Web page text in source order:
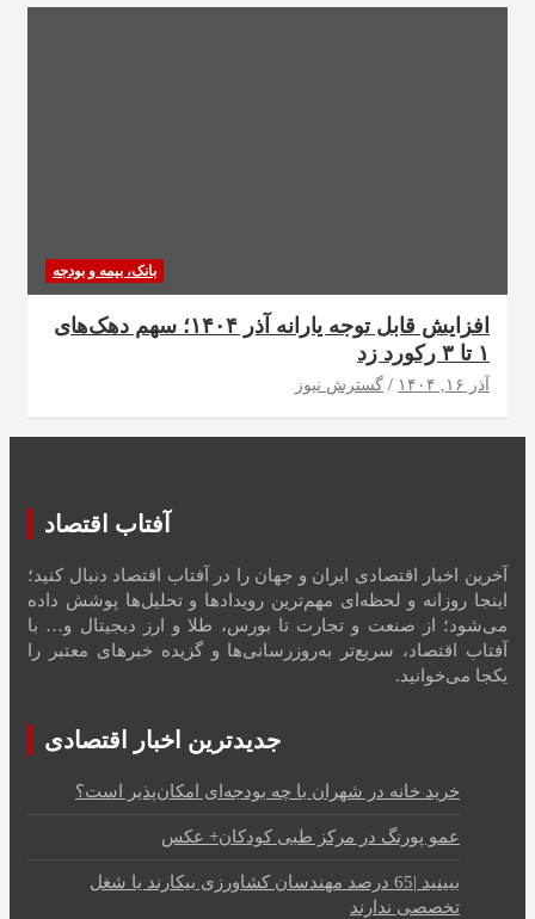
بانک، بیمه و بودجه
افزایش قابل توجه یارانه آذر ۱۴۰۴؛ سهم دهک‌های
۱ تا ۳ رکورد زد
آذر ۱۶, ۱۴۰۴ گسترش نیوز
آفتاب اقتصاد
آخرین اخبار اقتصادی ایران و جهان را در آفتاب اقتصاد دنبال کنید؛
اینجا روزانه و لحظه‌ای مهم‌ترین رویدادها و تحلیل‌ها پوشش داده
می‌شود؛ از صنعت و تجارت تا بورس، طلا و ارز دیجیتال و… با
آفتاب اقتصاد، سریع‌تر به‌روزرسانی‌ها و گزیده خبرهای معتبر را
یکجا می‌خوانید.
جدیدترین اخبار اقتصادی
خرید خانه در شهران با چه بودجه‌ای امکان‌پذیر است؟
عمو پورنگ در مرکز طبی کودکان+ عکس
ببینید |65 درصد مهندسان کشاورزی بیکارند یا شغل
تخصصی ندارند